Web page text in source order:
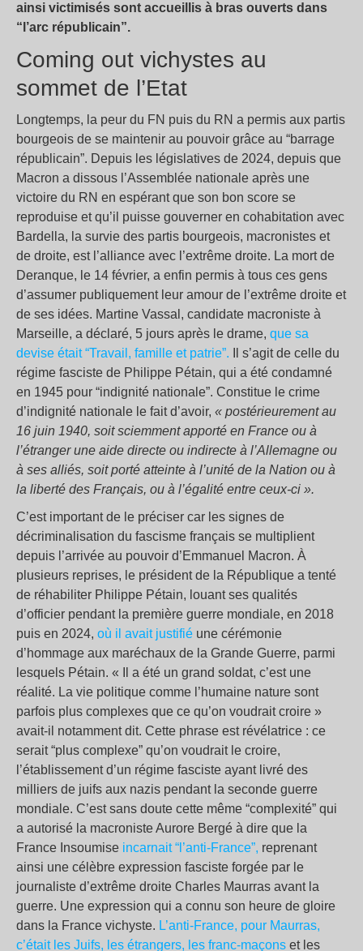
ainsi victimisés sont accueillis à bras ouverts dans
“l’arc républicain”.
Coming out vichystes au
sommet de l’Etat
Longtemps, la peur du FN puis du RN a permis aux partis
bourgeois de se maintenir au pouvoir grâce au “barrage
républicain”. Depuis les législatives de 2024, depuis que
Macron a dissous l’Assemblée nationale après une
victoire du RN en espérant que son bon score se
reproduise et qu’il puisse gouverner en cohabitation avec
Bardella, la survie des partis bourgeois, macronistes et
de droite, est l’alliance avec l’extrême droite. La mort de
Deranque, le 14 février, a enfin permis à tous ces gens
d’assumer publiquement leur amour de l’extrême droite et
de ses idées. Martine Vassal, candidate macroniste à
Marseille, a déclaré, 5 jours après le drame, que sa
devise était “Travail, famille et patrie”.
Il s’agit de celle du
régime fasciste de Philippe Pétain, qui a été condamné
en 1945 pour “indignité nationale”. Constitue le crime
d’indignité nationale le fait d’avoir, « postérieurement au
16 juin 1940, soit sciemment apporté en France ou à
l’étranger une aide directe ou indirecte à l’Allemagne ou
à ses alliés, soit porté atteinte à l’unité de la Nation ou à
la liberté des Français, ou à l’égalité entre ceux-ci ».
C’est important de le préciser car les signes de
décriminalisation du fascisme français se multiplient
depuis l’arrivée au pouvoir d’Emmanuel Macron. À
plusieurs reprises, le président de la République a tenté
de réhabiliter Philippe Pétain, louant ses qualités
d’officier pendant la première guerre mondiale, en 2018
puis en 2024, où il avait justifié une cérémonie
d’hommage aux maréchaux de la Grande Guerre, parmi
lesquels Pétain. « Il a été un grand soldat, c’est une
réalité. La vie politique comme l’humaine nature sont
parfois plus complexes que ce qu’on voudrait croire »
avait-il notamment dit. Cette phrase est révélatrice : ce
serait “plus complexe” qu’on voudrait le croire,
l’établissement d’un régime fasciste ayant livré des
milliers de juifs aux nazis pendant la seconde guerre
mondiale. C’est sans doute cette même “complexité” qui
a autorisé la macroniste Aurore Bergé à dire que la
France Insoumise incarnait “l’anti-France”, reprenant
ainsi une célèbre expression fasciste forgée par le
journaliste d’extrême droite Charles Maurras avant la
guerre. Une expression qui a connu son heure de gloire
dans la France vichyste. L’anti-France, pour Maurras,
c’était les Juifs, les étrangers, les franc-maçons et les